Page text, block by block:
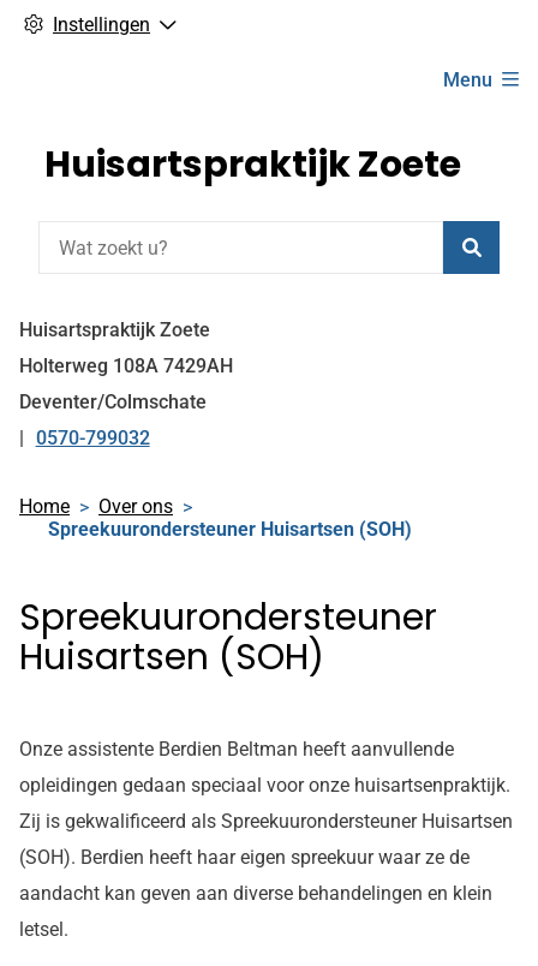
Instellingen
Menu
Huisartspraktijk Zoete
Huisartspraktijk Zoete
Holterweg 108A 7429AH
Deventer/Colmschate
Tel:
0570-799032
Home
Over ons
Spreekuurondersteuner Huisartsen (SOH)
Spreekuurondersteuner
Huisartsen (SOH)
Onze assistente Berdien Beltman heeft aanvullende
opleidingen gedaan speciaal voor onze huisartsenpraktijk.
Zij is gekwalificeerd als Spreekuurondersteuner Huisartsen
(SOH). Berdien heeft haar eigen spreekuur waar ze de
aandacht kan geven aan diverse behandelingen en klein
letsel.